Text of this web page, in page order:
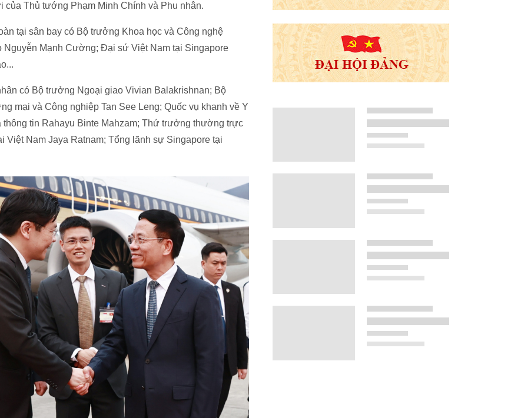
Thủ tướng Phạm Minh Chính và Phu nhân.
tại sân bay có Bộ trưởng Khoa học và Công nghệ
Mạnh Cường; Đại sứ Việt Nam tại Singapore
có Bộ trưởng Ngoại giao Vivian Balakrishnan; Bộ
mại và Công nghiệp Tan See Leng; Quốc vụ khanh về Y
thông tin Rahayu Binte Mahzam; Thứ trưởng thường trực
Nam Jaya Ratnam; Tổng lãnh sự Singapore tại